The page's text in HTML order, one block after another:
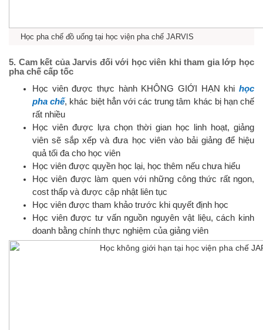
Học pha chế đồ uống tại học viện pha chế JARVIS
5. Cam kết của Jarvis đối với học viên khi tham gia lớp học
pha chế cấp tốc
Học viên được thực hành KHÔNG GIỚI HẠN khi học
pha chế, khác biệt hẳn với các trung tâm khác bị hạn chế
rất nhiều
Học viên được lựa chọn thời gian học linh hoạt, giảng
viên sẽ sắp xếp và đưa học viên vào bải giảng để hiệu
quả tối đa cho học viên
Học viên được quyền học lại, học thêm nếu chưa hiểu
Học viên được làm quen với những công thức rất ngon,
cost thấp và được cập nhật liên tục
Học viên được tham khảo trước khi quyết định học
Học viên được tư vấn nguồn nguyên vật liệu, cách kinh
doanh bằng chính thực nghiệm của giảng viên